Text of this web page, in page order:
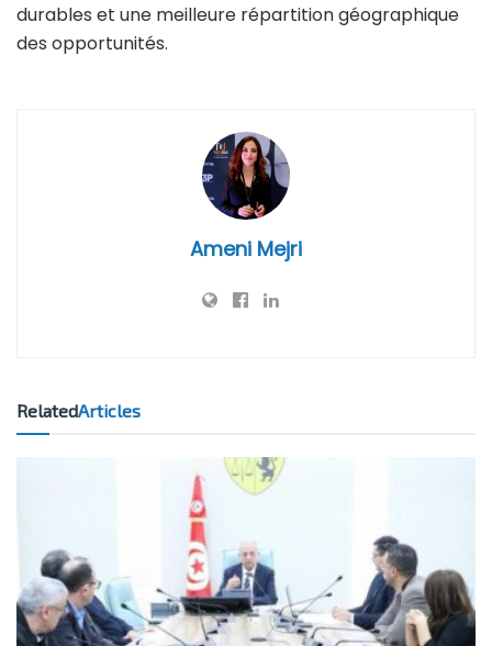
durables et une meilleure répartition géographique
des opportunités.
Ameni Mejri
RelatedArticles